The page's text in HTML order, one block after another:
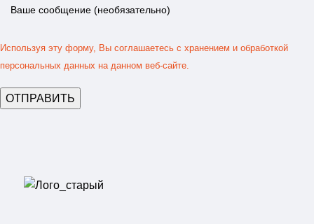
Используя эту форму, Вы соглашаетесь с хранением и обработкой
персональных данных на данном веб-сайте.